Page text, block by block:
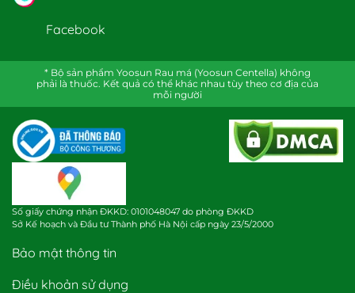
Facebook
* Bộ sản phẩm Yoosun Rau má (Yoosun Centella) không
phải là thuốc. Kết quả có thể khác nhau tùy theo cơ địa của
mỗi người
Số giấy chứng nhận ĐKKD: 0101048047 do phòng ĐKKD
Sở Kế hoạch và Đầu tư Thành phố Hà Nội cấp ngày 23/5/2000
Bảo mật thông tin
Điều khoản sử dụng